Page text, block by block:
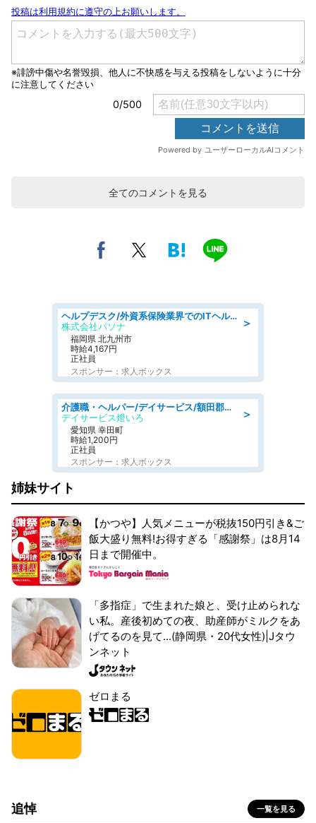
全てのコメントを見る
＞
ヘルプデスク/外資系保険業界でのITヘルプデスク業務/駅近/即日勤務可/ヘルプデスク
株式会社パソナ
福岡県 北九州市
時給4,167円
正社員
スポンサー：求人ボックス
＞
介護職・ヘルパー/デイサービス/額田郡幸田町/JR東海道本線 幸田/愛知県
デイサービス燈いろ
愛知県 幸田町
時給1,200円
正社員
スポンサー：求人ボックス
姉妹サイト
【かつや】人気メニューが税抜150円引き&ご
飯大盛り無料!お得すぎる「感謝祭」は8月14
日まで開催中。
「多指症」で生まれた娘と、受け止められな
い私。産後初めての夜、助産師がミルクをあ
げてるのを見て...(静岡県・20代女性)|Jタウ
ンネット
ゼロまる
追悼 一覧を見る